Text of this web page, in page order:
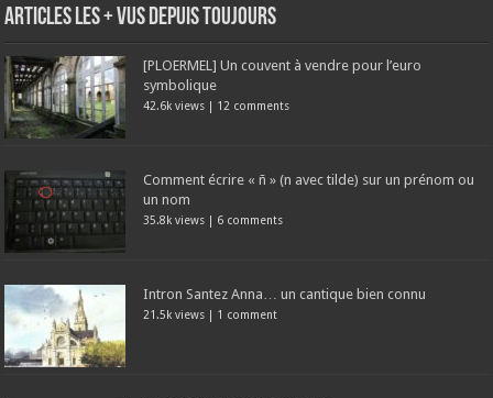
Articles les + vus depuis toujours
[PLOERMEL] Un couvent à vendre pour l’euro
symbolique
42.6k views | 12 comments
Comment écrire « ñ » (n avec tilde) sur un prénom ou
un nom
35.8k views | 6 comments
Intron Santez Anna… un cantique bien connu
21.5k views | 1 comment